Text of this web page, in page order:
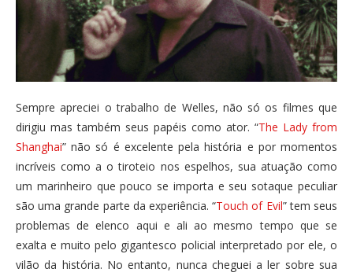
Sempre apreciei o trabalho de Welles, não só os filmes que
dirigiu mas também seus papéis como ator. “The Lady from
Shanghai” não só é excelente pela história e por momentos
incríveis como a o tiroteio nos espelhos, sua atuação como
um marinheiro que pouco se importa e seu sotaque peculiar
são uma grande parte da experiência. “Touch of Evil” tem seus
problemas de elenco aqui e ali ao mesmo tempo que se
exalta e muito pelo gigantesco policial interpretado por ele, o
vilão da história. No entanto, nunca cheguei a ler sobre sua